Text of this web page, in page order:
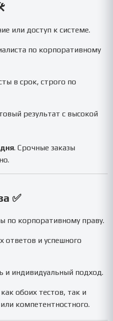
или доступ к системе.
по корпоративному
в срок, строго по
результат с высокой
. Срочные заказы
✅
по корпоративному праву.
ответов и успешного
и индивидуальный подход.
обоих тестов, так и
компетентностного.